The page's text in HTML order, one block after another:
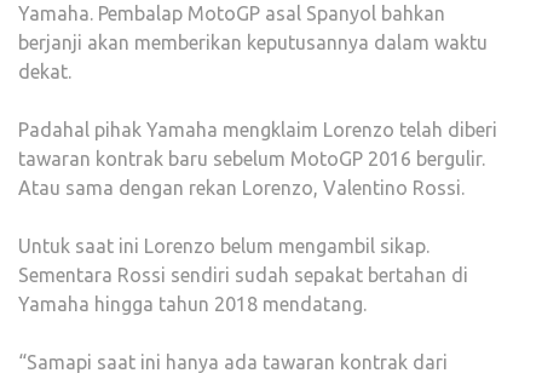
Yamaha. Pembalap MotoGP asal Spanyol bahkan
berjanji akan memberikan keputusannya dalam waktu
dekat.
Padahal pihak Yamaha mengklaim Lorenzo telah diberi
tawaran kontrak baru sebelum MotoGP 2016 bergulir.
Atau sama dengan rekan Lorenzo, Valentino Rossi.
Untuk saat ini Lorenzo belum mengambil sikap.
Sementara Rossi sendiri sudah sepakat bertahan di
Yamaha hingga tahun 2018 mendatang.
“Samapi saat ini hanya ada tawaran kontrak dari